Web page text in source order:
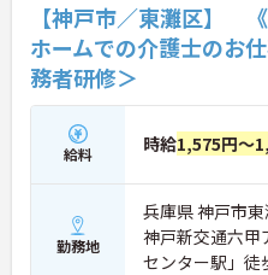
【神戸市／東灘区】
ホームでの介護士のお
務者研修＞
給料 時給1,575円～
勤務地
兵庫県 神戸市
神戸新交通六甲
センター駅」徒